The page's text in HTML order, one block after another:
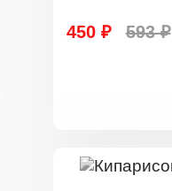
450 ₽ 593 ₽